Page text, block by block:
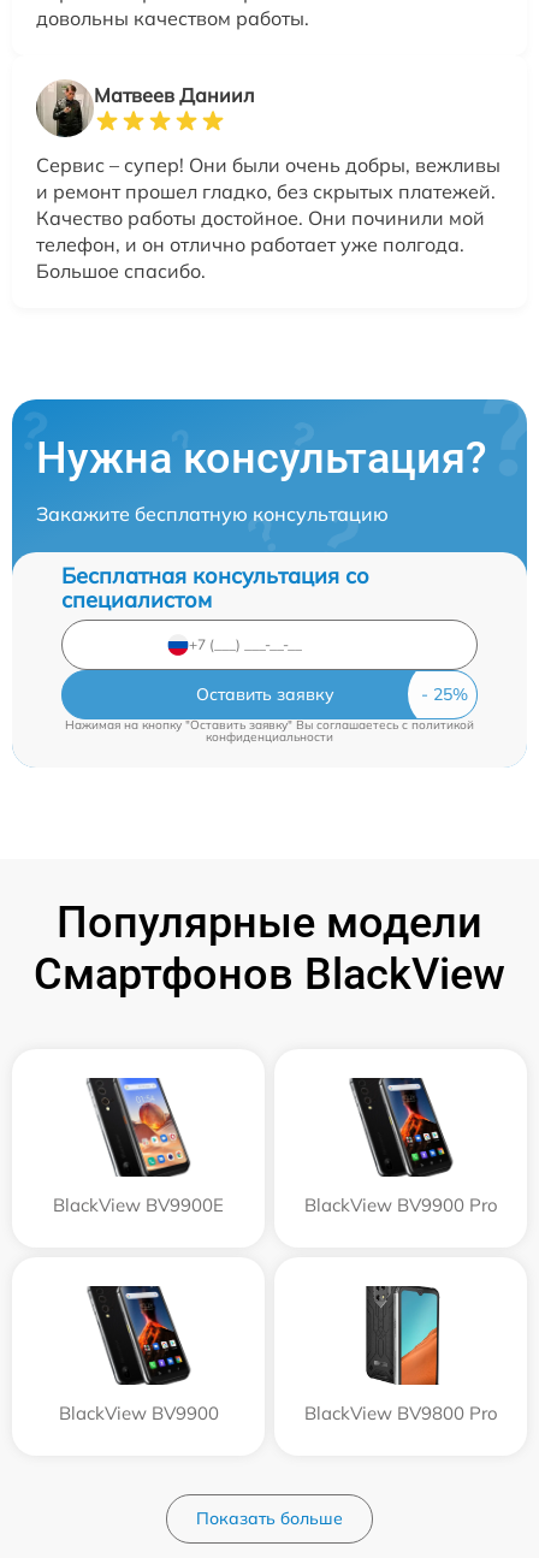
довольны качеством работы.
Матвеев Даниил
Сервис – супер! Они были очень добры, вежливы
и ремонт прошел гладко, без скрытых платежей.
Качество работы достойное. Они починили мой
телефон, и он отлично работает уже полгода.
Большое спасибо.
Нужна консультация?
Закажите бесплатную консультацию
Бесплатная консультация со
специалистом
Оставить заявку
Нажимая на кнопку "Оставить заявку" Вы соглашаетесь cполитикой
конфиденциальности
Популярные модели
Смартфонов BlackView
BlackView BV9900E BlackView BV9900 Pro
BlackView BV9900 BlackView BV9800 Pro
Показать больше